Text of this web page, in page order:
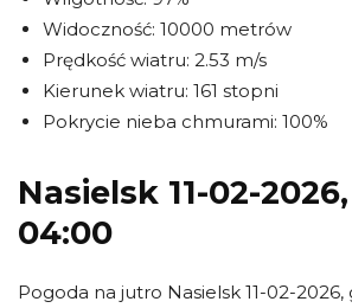
Widoczność: 10000 metrów
Prędkość wiatru: 2.53 m/s
Kierunek wiatru: 161 stopni
Pokrycie nieba chmurami: 100%
Nasielsk 11-02-
04:00
Pogoda na jutro Nasielsk 11-02-2026,